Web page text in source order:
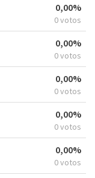
0,00%
0 votos
0,00%
0 votos
0,00%
0 votos
0,00%
0 votos
0,00%
0 votos